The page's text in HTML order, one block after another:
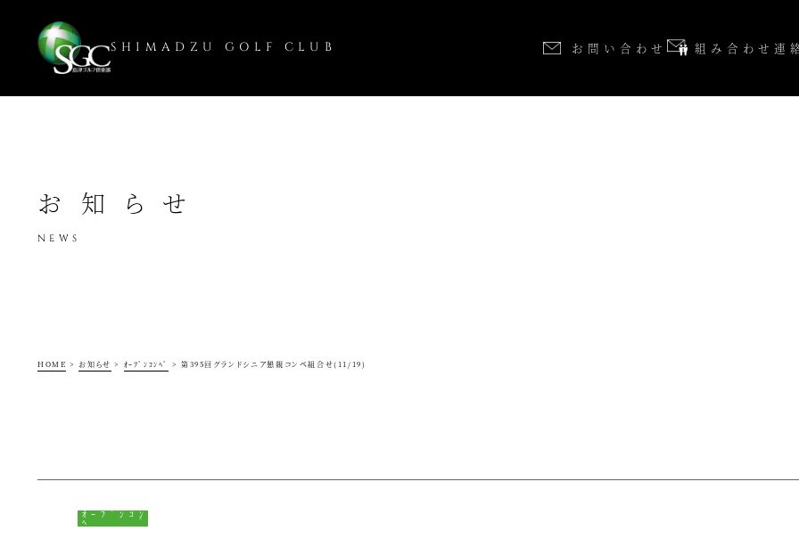
SHIMADZU GOLF CLUB お問い合わせ 組み合わせ連
お知らせ
NEWS
HOME >お知らせ > ｵｰﾌﾟﾝｺﾝﾍﾟ > 第395回グランドシニア懇親コンペ組合せ(11/19)
ｵｰﾌﾟﾝｺﾝ
ﾍﾟ